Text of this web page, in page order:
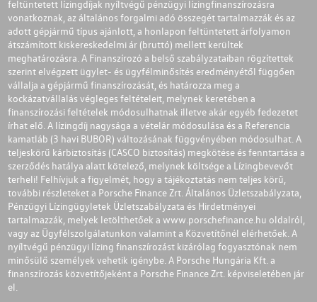
feltüntetett lízingdíjak nyíltvégű pénzügyi lízingfinanszírozásra
vonatkoznak, az általános forgalmi adó összegét tartalmazzák és az
adott gépjármű típus ajánlott, a honlapon feltüntetett árfolyamon
átszámított kiskereskedelmi ár (bruttó) mellett kerültek
meghatározásra. A Finanszírozó a belső szabályzataiban rögzítettek
szerint elvégzett ügylet- és ügyfélminősítés eredményétől függően
vállalja a gépjármű finanszírozását, és határozza meg a
kockázatvállalás végleges feltételeit, melynek keretében a
finanszírozási feltételek módosulhatnak illetve akár egyéb fedezetet
írhat elő. A lízingdíj nagysága a vételár módosulása és a Referencia
kamatláb (3 havi BUBOR) változásának függvényében módosulhat. A
teljeskörű kárbiztosítás (CASCO biztosítás) megkötése és fenntartása a
szerződés hatálya alatt kötelező, melynek költsége a Lízingbevevőt
terheli! Felhívjuk a figyelmét, hogy a tájékoztatás nem teljes körű,
további részleteket a Porsche Finance Zrt. Általános Üzletszabályzata,
Pénzügyi Lízingügyletek Üzletszabályzata és Hirdetményei
tartalmazzák, melyek letölthetőek a www.porschefinance.hu oldalról,
vagy az Ügyfélszolgálatunkon valamint a Közvetítőnél elérhetőek. A
nyíltvégű pénzügyi lízing finanszírozást kizárólag fogyasztónak nem
minősülő személyek vehetik igénybe. A Porsche Hungária Kft. a
finanszírozás közvetítőjeként a Porsche Finance Zrt. képviseletében jár
el.